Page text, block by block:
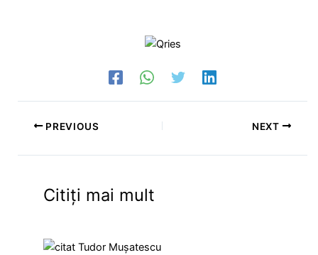
PREVIOUS NEXT
Citiți mai mult